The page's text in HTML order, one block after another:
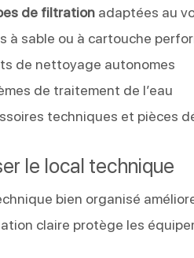
de filtration adaptées au
à sable ou à cartouche
de nettoyage autonomes
de traitement de l’eau
techniques et pièces
le local technique
bien organisé
claire protège les